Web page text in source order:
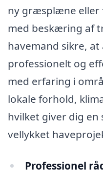
ny græsplæne eller
med beskæring af
havemand sikre,
professionelt og
med erfaring i
lokale forhold,
hvilket giver dig
vellykket
Professionel